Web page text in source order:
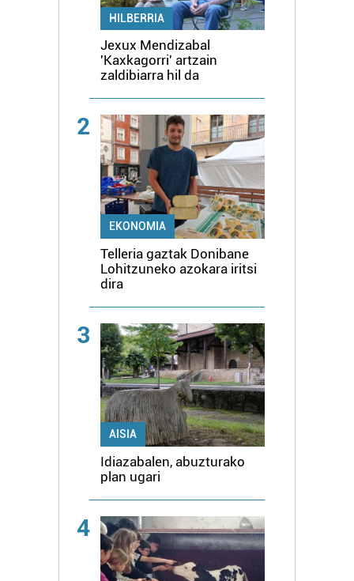
HILBERRIA
Jexux Mendizabal
'Kaxkagorri' artzain
zaldibiarra hil da
2
EKONOMIA
Telleria gaztak Donibane
Lohitzuneko azokara iritsi
dira
3
AISIA
Idiazabalen, abuzturako
plan ugari
4